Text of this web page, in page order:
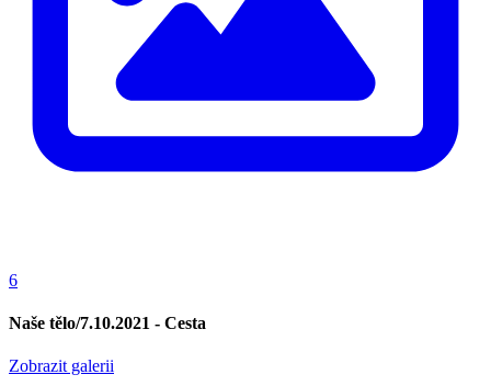
6
Naše tělo/7.10.2021 - Cesta
Zobrazit galerii